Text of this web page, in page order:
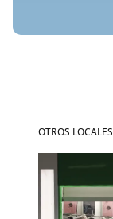
OTROS LOCALES